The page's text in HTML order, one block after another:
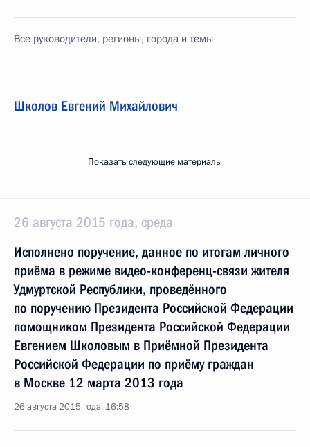
Все руководители, регионы, города и темы
Школов Евгений Михайлович
Показать следующие материалы
26 августа 2015 года, среда
Исполнено поручение, данное по итогам личного
приёма в режиме видео-конференц-связи жителя
Удмуртской Республики, проведённого
по поручению Президента Российской Федерации
помощником Президента Российской Федерации
Евгением Школовым в Приёмной Президента
Российской Федерации по приёму граждан
в Москве 12 марта 2013 года
26 августа 2015 года, 16:58